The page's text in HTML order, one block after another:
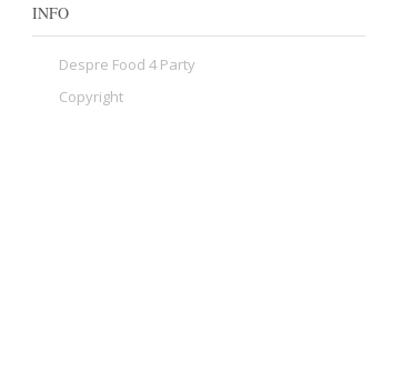
INFO
Despre Food 4 Party
Copyright